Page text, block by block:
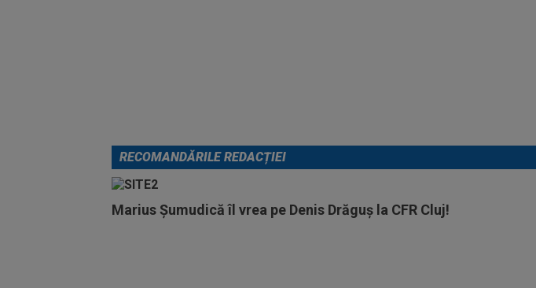
RECOMANDĂRILE REDACȚIEI
Marius Șumudică îl vrea pe Denis Drăguș la CFR Cluj!